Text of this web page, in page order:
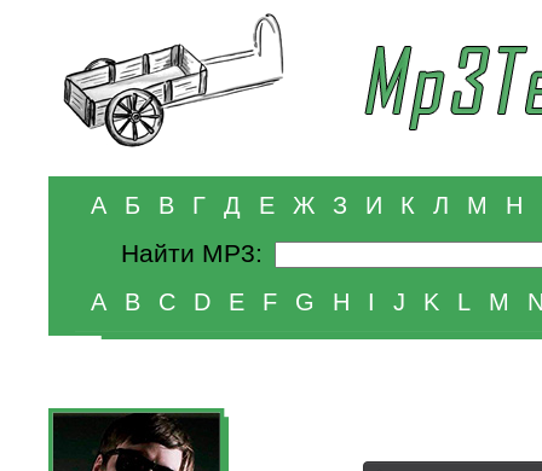
А Б В Г Д Е Ж З И К Л М Н
Найти MP3:
A B C D E F G H I J K L M